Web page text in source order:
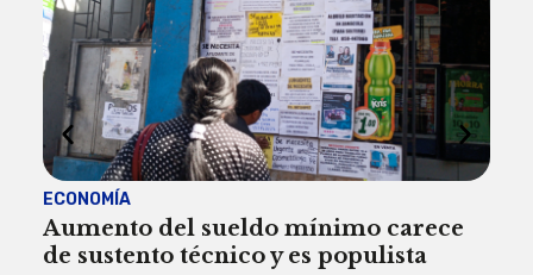
ECONOMÍA
Aumento del sueldo mínimo carece
de sustento técnico y es populista